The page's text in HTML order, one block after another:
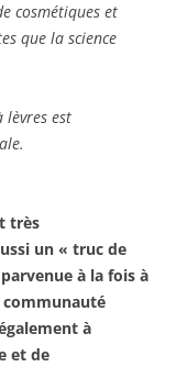
cosmétiques et
que la science
lèvres est
très
un « truc de
à la fois à
communauté
à
et de